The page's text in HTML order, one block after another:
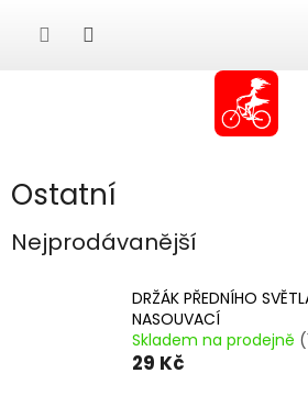
Ostatní
Nejprodávanější
DRŽÁK PŘEDNÍHO
NASOUVACÍ
Skladem na prodejně
29 Kč